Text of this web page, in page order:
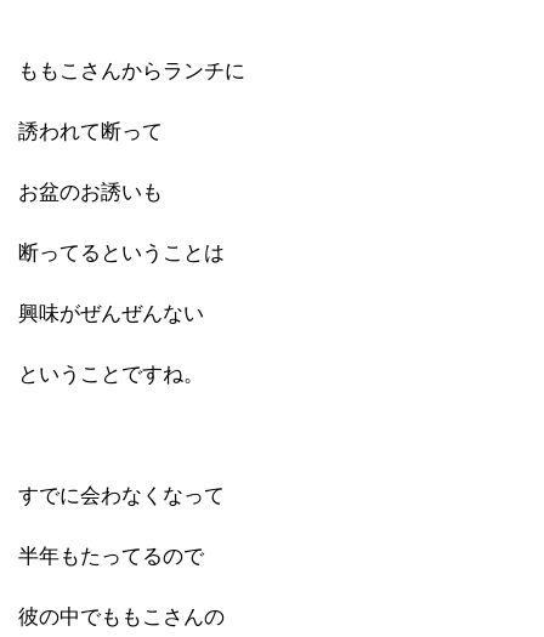
ももこさんからランチに
誘われて断って
お盆のお誘いも
断ってるということは
興味がぜんぜんない
ということですね。
すでに会わなくなって
半年もたってるので
彼の中でももこさんの